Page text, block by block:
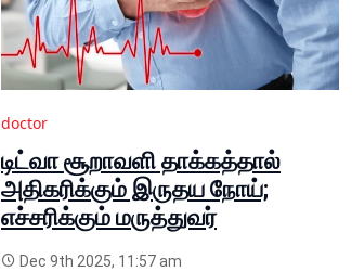
doctor
டிட்வா சூறாவளி தாக்கத்தால்
அதிகரிக்கும் இருதய நோய்;
எச்சரிக்கும் மருத்துவர்
Dec 9th 2025, 11:57 am